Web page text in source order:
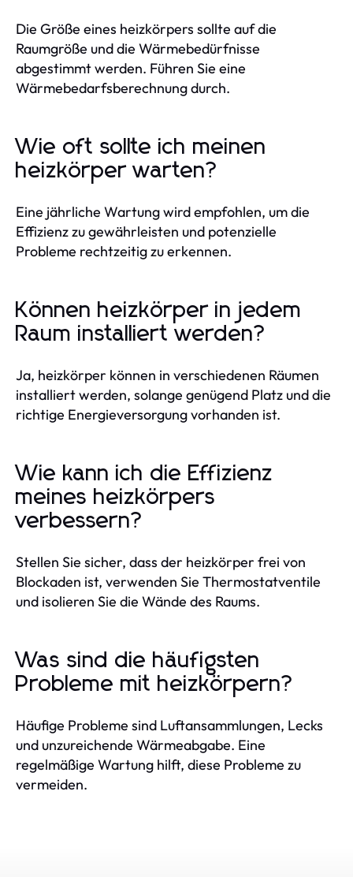
Die Größe eines heizkörpers sollte auf die
Raumgröße und die Wärmebedürfnisse
abgestimmt werden. Führen Sie eine
Wärmebedarfsberechnung durch.
Wie oft sollte ich meinen
heizkörper warten?
Eine jährliche Wartung wird empfohlen, um die
Effizienz zu gewährleisten und potenzielle
Probleme rechtzeitig zu erkennen.
Können heizkörper in jedem
Raum installiert werden?
Ja, heizkörper können in verschiedenen Räumen
installiert werden, solange genügend Platz und die
richtige Energieversorgung vorhanden ist.
Wie kann ich die Effizienz
meines heizkörpers
verbessern?
Stellen Sie sicher, dass der heizkörper frei von
Blockaden ist, verwenden Sie Thermostatventile
und isolieren Sie die Wände des Raums.
Was sind die häufigsten
Probleme mit heizkörpern?
Häufige Probleme sind Luftansammlungen, Lecks
und unzureichende Wärmeabgabe. Eine
regelmäßige Wartung hilft, diese Probleme zu
vermeiden.